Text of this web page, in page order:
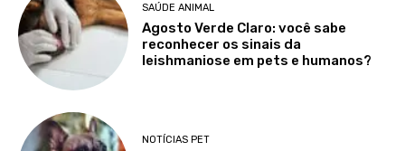
SAÚDE ANIMAL
Agosto Verde Claro: você sabe
reconhecer os sinais da
leishmaniose em pets e humanos?
NOTÍCIAS PET